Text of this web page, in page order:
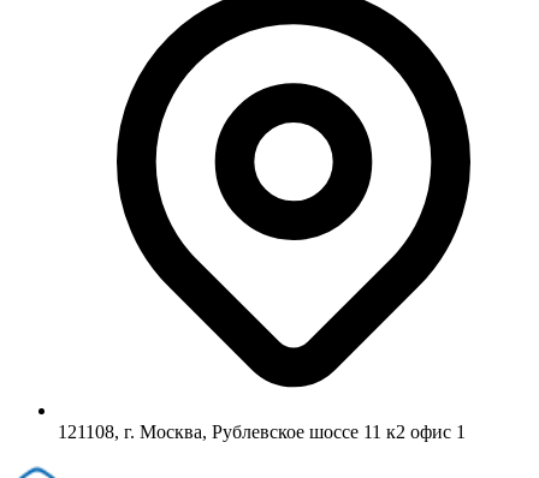
121108, г. Москва, Рублевское шоссе 11 к2 офис 1